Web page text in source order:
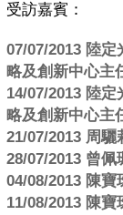
受訪嘉賓：
07/07/2013 陸
略及創新中心主
14/07/2013 陸
略及創新中心主
21/07/2013 周
28/07/2013 曾
04/08/2013 陳
11/08/2013 陳